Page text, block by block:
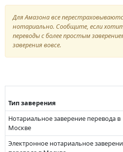
Для Амазона все
нотариально. Сообщите, если
переводы с более простым
заверения вовсе.
Тип заверения
Нотариальное заверение перевода в
Москве
Электронное нотариальное